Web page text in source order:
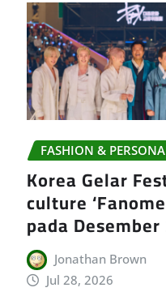
FASHION &
Korea Gelar
culture
pada
Jonathan Brown
Jul 28, 2026